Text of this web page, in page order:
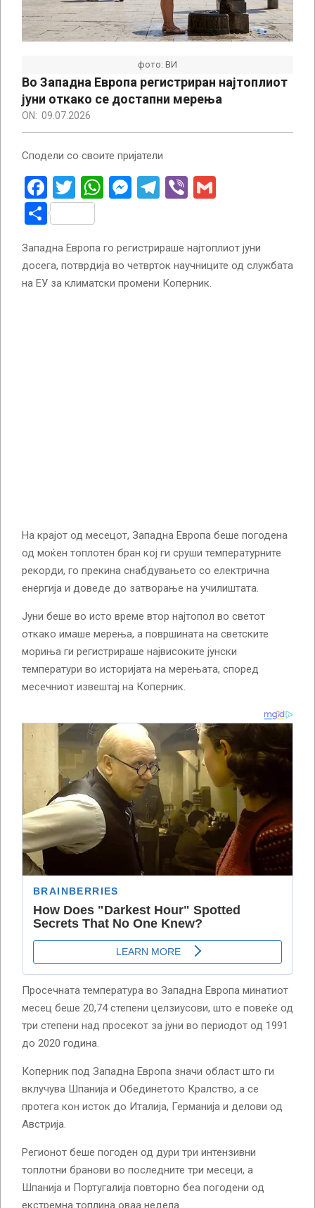
фото: ВИ
Во Западна Европа регистриран најтоплиот
јуни откако се достапни мерења
ON: 09.07.2026
Сподели со своите пријатели
Facebook
Twitter
WhatsApp
Messenger
Telegram
Viber
Share
Западна Европа го регистрираше најтоплиот јуни
досега, потврдија во четврток научниците од службата
на ЕУ за климатски промени Коперник.
На крајот од месецот, Западна Европа беше погодена
од моќен топлотен бран кој ги сруши температурните
рекорди, го прекина снабдувањето со електрична
енергија и доведе до затворање на училиштата.
Јуни беше во исто време втор најтопол во светот
откако имаше мерења, а површината на светските
мориња ги регистрираше највисоките јунски
температури во историјата на мерењата, според
месечниот извештај на Коперник.
Просечната температура во Западна Европа минатиот
месец беше 20,74 степени целзиусови, што е повеќе од
три степени над просекот за јуни во периодот од 1991
до 2020 година.
Коперник под Западна Европа значи област што ги
вклучува Шпанија и Обединетото Кралство, а се
протега кон исток до Италија, Германија и делови од
Австрија.
Регионот беше погоден од дури три интензивни
топлотни бранови во последните три месеци, а
Шпанија и Португалија повторно беа погодени од
екстремна топлина оваа недела.